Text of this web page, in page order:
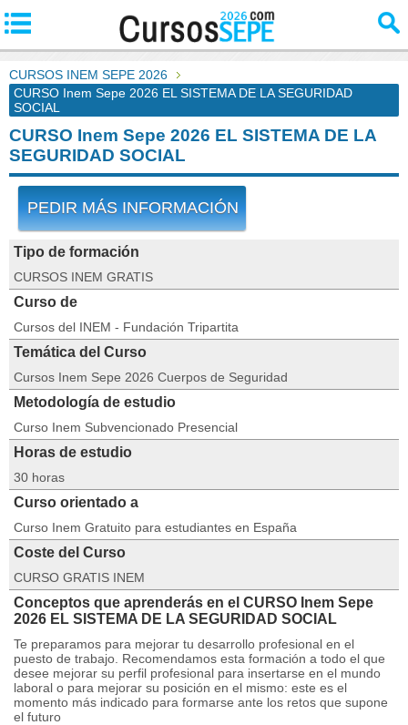
CURSOS INEM SEPE 2026
CURSO Inem Sepe 2026 EL SISTEMA DE LA SEGURIDAD
SOCIAL
CURSO Inem Sepe 2026 EL SISTEMA DE LA
SEGURIDAD SOCIAL
PEDIR MÁS INFORMACIÓN
Tipo de formación
CURSOS INEM GRATIS
Curso de
Cursos del INEM - Fundación Tripartita
Temática del Curso
Cursos Inem Sepe 2026 Cuerpos de Seguridad
Metodología de estudio
Curso Inem Subvencionado Presencial
Horas de estudio
30 horas
Curso orientado a
Curso Inem Gratuito para estudiantes en España
Coste del Curso
CURSO GRATIS INEM
Conceptos que aprenderás en el CURSO Inem Sepe
2026 EL SISTEMA DE LA SEGURIDAD SOCIAL
Te preparamos para mejorar tu desarrollo profesional en el
puesto de trabajo. Recomendamos esta formación a todo el que
desee mejorar su perfil profesional para insertarse en el mundo
laboral o para mejorar su posición en el mismo: este es el
momento más indicado para formarse ante los retos que supone
el futuro